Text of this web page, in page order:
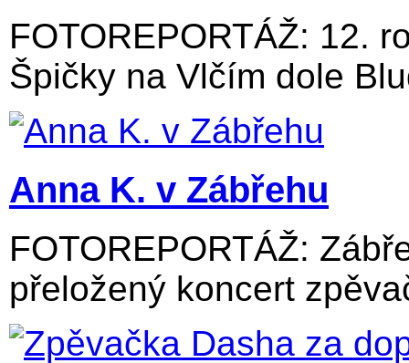
FOTOREPORTÁŽ: 12.
Špičky na Vlčím dole
Anna K. v Zábřehu
FOTOREPORTÁŽ:
přeložený koncert